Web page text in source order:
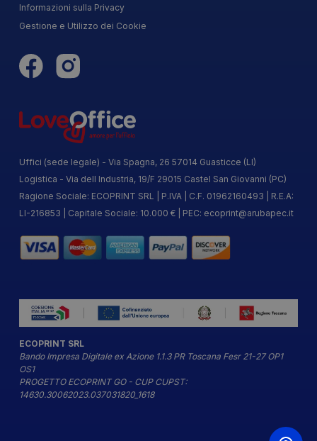
Informazioni sulla Privacy
Gestione e Utilizzo dei Cookie
Uffici (sede legale) - Via Spagna, 26 57014 Guasticce (LI)
Logistica - Via dell Industria, 19/F 29015 Castel San Giovanni (PC)
Ragione Sociale: ECOPRINT SRL | P.IVA | C.F. 01962160493 | R.E.A:
LI-216853 | Capitale Sociale: 10.000 € | PEC: ecoprint@arubapec.it
ECOPRINT SRL
Bando Impresa Digitale ex Azione 1.1.3 PR Toscana Fesr 21-27 OP1
OS1
PROGETTO ECOPRINT GO - CUP CUPST:
14630.30062023.037031820_1618